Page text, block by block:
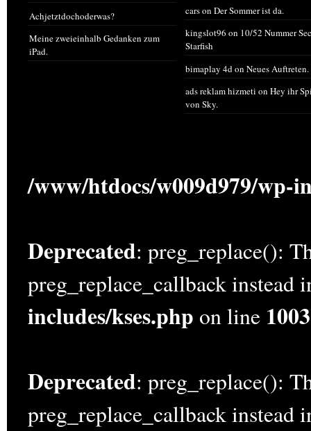
Achjetztdochoderwas?
Meine zweieinhalb Gedanken zum
iPad.
carson Der Sommer ist da.
kingslot96 on 10/52 Nummer
Starfish
bimaplay 4d on Neues Auftreten.
ads reklam hizmeti on Hey ihr
von Sky.
/www/htdocs/w009d979/wp-
Deprecated: preg_replace():
preg_replace_callback instead
includes/kses.php on line 1003
Deprecated: preg_replace():
preg_replace_callback instead